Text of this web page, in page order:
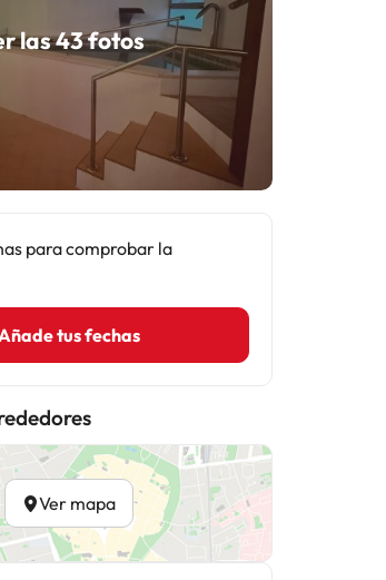
las 43 fotos
para comprobar la
tus fechas
Ver mapa